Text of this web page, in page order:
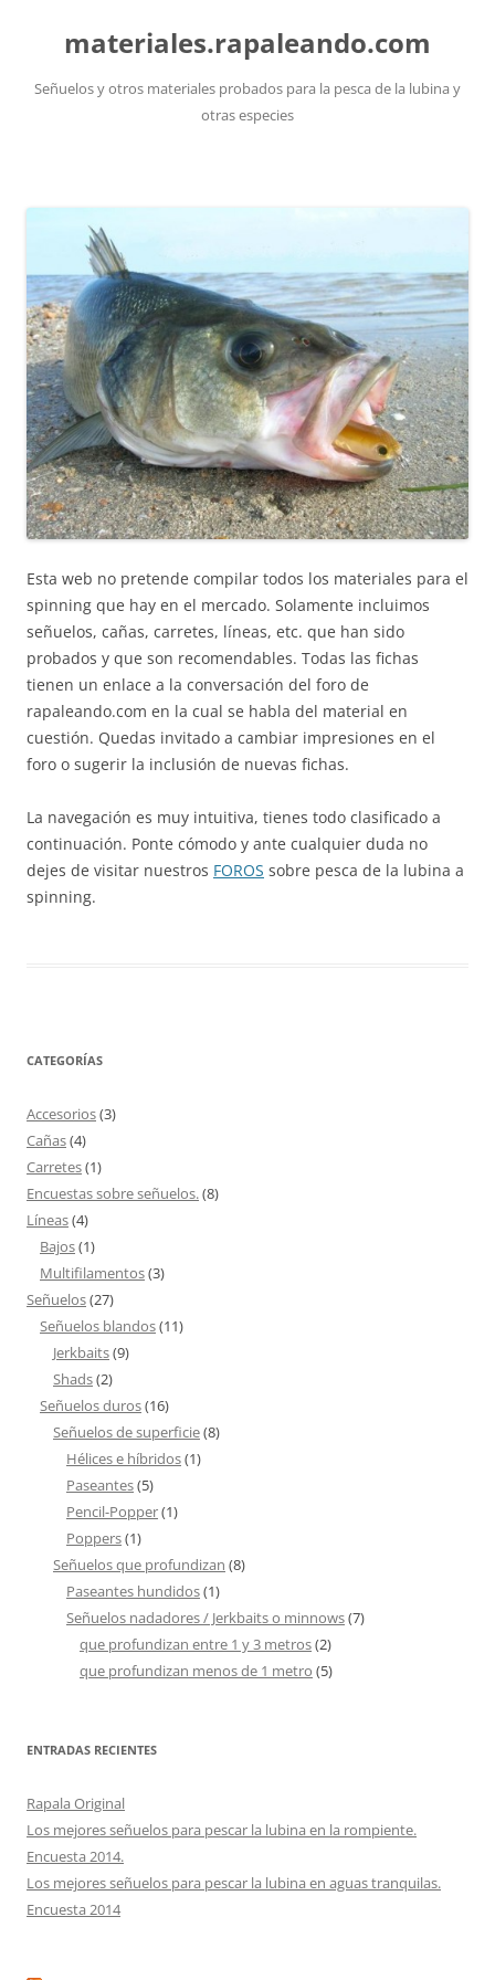
contenidomateriales.rapaleando.com
Señuelos y otros materiales probados para la pesca de la lubina y
otras especies
Esta web no pretende compilar todos los materiales para el
spinning que hay en el mercado. Solamente incluimos
señuelos, cañas, carretes, líneas, etc. que han sido
probados y que son recomendables. Todas las fichas
tienen un enlace a la conversación del foro de
rapaleando.com en la cual se habla del material en
cuestión. Quedas invitado a cambiar impresiones en el
foro o sugerir la inclusión de nuevas fichas.
La navegación es muy intuitiva, tienes todo clasificado a
continuación. Ponte cómodo y ante cualquier duda no
dejes de visitar nuestros FOROS sobre pesca de la lubina a
spinning.
CATEGORÍAS
Accesorios(3)
Cañas(4)
Carretes(1)
Encuestas sobre señuelos.(8)
Líneas(4)
Bajos(1)
Multifilamentos(3)
Señuelos(27)
Señuelos blandos(11)
Jerkbaits(9)
Shads(2)
Señuelos duros(16)
Señuelos de superficie(8)
Hélices e híbridos(1)
Paseantes(5)
Pencil-Popper(1)
Poppers(1)
Señuelos que profundizan (8)
Paseantes hundidos(1)
Señuelos nadadores / Jerkbaits o minnows(7)
que profundizan entre 1 y 3 metros(2)
que profundizan menos de 1 metro (5)
ENTRADAS RECIENTES
Rapala Original
Los mejores señuelos para pescar la lubina en la rompiente.
Encuesta 2014.
Los mejores señuelos para pescar la lubina en aguas tranquilas.
Encuesta 2014